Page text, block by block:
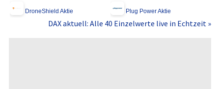
DroneShield Aktie Plug Power Aktie
DAX aktuell: Alle 40 Einzelwerte live in Echtzeit »